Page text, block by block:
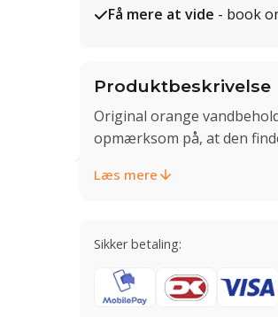
Få mere at vide - book
Produktbeskrivelse
Original orange
opmærksom på, at den
Læs mere
Sikker betaling: